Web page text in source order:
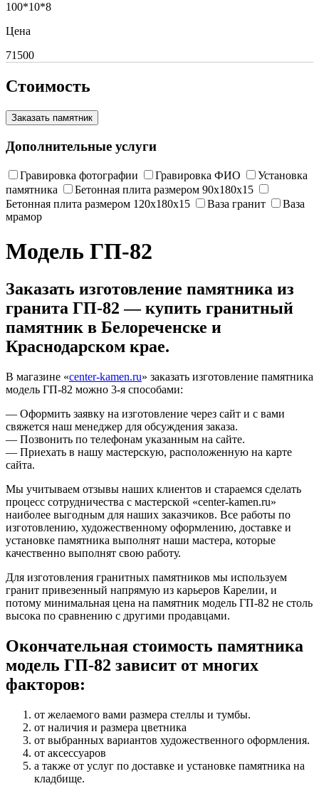
100*10*8
Цена
71500
Стоимость
Заказать памятник
Дополнительные услуги
Гравировка фотографии Гравировка ФИО
Установка
памятника
Бетонная плита размером 90х180х15
Бетонная плита размером 120х180х15
Ваза гранит
Ваза
мрамор
Модель ГП-82
Заказать изготовление памятника из
гранита ГП-82 — купить гранитный
памятник в Белореченске и
Краснодарском крае.
В магазине «center-kamen.ru» заказать изготовление памятника
модель ГП-82 можно 3-я способами:
— Оформить заявку на изготовление через сайт и с вами
свяжется наш менеджер для обсуждения заказа.
— Позвонить по телефонам указанным на сайте.
— Приехать в нашу мастерскую, расположенную на карте
сайта.
Мы учитываем отзывы наших клиентов и стараемся сделать
процесс сотрудничества с мастерской «center-kamen.ru»
наиболее выгодным для наших заказчиков. Все работы по
изготовлению, художественному оформлению, доставке и
установке памятника выполнят наши мастера, которые
качественно выполнят свою работу.
Для изготовления гранитных памятников мы используем
гранит привезенный напрямую из карьеров Карелии, и
потому минимальная цена на памятник модель ГП-82 не столь
высока по сравнению с другими продавцами.
Окончательная стоимость памятника
модель ГП-82 зависит от многих
факторов:
от желаемого вами размера стеллы и тумбы.
от наличия и размера цветника
от выбранных вариантов художественного оформления.
от аксессуаров
а также от услуг по доставке и установке памятника на
кладбище.